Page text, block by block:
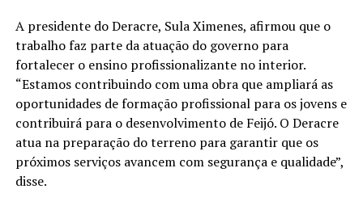
A presidente do Deracre, Sula Ximenes, afirmou que o
trabalho faz parte da atuação do governo para
fortalecer o ensino profissionalizante no interior.
“Estamos contribuindo com uma obra que ampliará as
oportunidades de formação profissional para os jovens e
contribuirá para o desenvolvimento de Feijó. O Deracre
atua na preparação do terreno para garantir que os
próximos serviços avancem com segurança e qualidade”,
disse.